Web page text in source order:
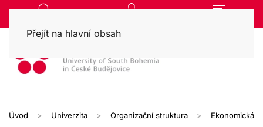
Přejít na hlavní obsah
Úvod Univerzita Organizační struktura Ekonomická